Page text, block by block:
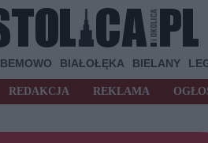
BEMOWO BIAŁOŁĘKA BIELANY
REDAKCJA REKLAMA